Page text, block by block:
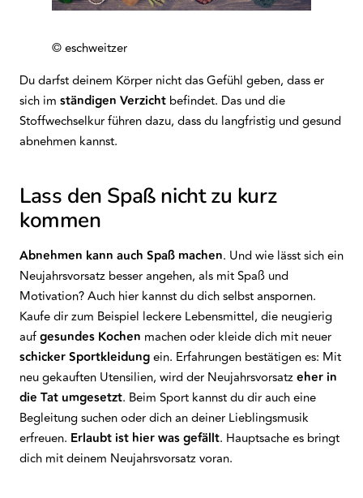
© eschweitzer
Du darfst deinem Körper nicht das Gefühl geben, dass er
sich im ständigen Verzicht befindet. Das und die
Stoffwechselkur führen dazu, dass du langfristig und gesund
abnehmen kannst.
Lass den Spaß nicht zu kurz
kommen
Abnehmen kann auch Spaß machen. Und wie lässt sich ein
Neujahrsvorsatz besser angehen, als mit Spaß und
Motivation? Auch hier kannst du dich selbst anspornen.
Kaufe dir zum Beispiel leckere Lebensmittel, die neugierig
aufgesundes Kochen machen oder kleide dich mit neuer
schickerSportkleidungein. Erfahrungen bestätigen es: Mit
neu gekauften Utensilien, wird der Neujahrsvorsatzeher in
die Tat umgesetzt. Beim Sport kannst du dir auch eine
Begleitung suchen oder dich an deiner Lieblingsmusik
erfreuen. Erlaubt ist hier was gefällt. Hauptsache es bringt
dich mit deinem Neujahrsvorsatz voran.